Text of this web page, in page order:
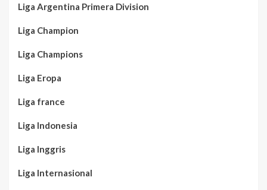
Liga Argentina Primera Division
Liga Champion
Liga Champions
Liga Eropa
Liga france
Liga Indonesia
Liga Inggris
Liga Internasional